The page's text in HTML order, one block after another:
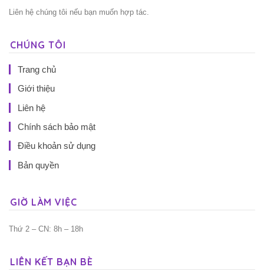
Liên hệ chúng tôi nếu bạn muốn hợp tác.
CHÚNG TÔI
Trang chủ
Giới thiệu
Liên hệ
Chính sách bảo mật
Điều khoản sử dụng
Bản quyền
GIỜ LÀM VIỆC
Thứ 2 – CN: 8h – 18h
LIÊN KẾT BẠN BÈ